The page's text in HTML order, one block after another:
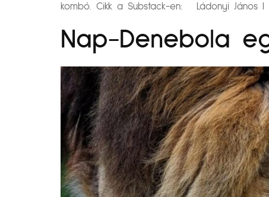
kombó. Cikk a Substack-en: Ládonyi János
Nap-Denebola